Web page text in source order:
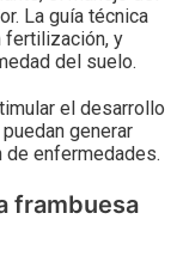
La guía técnica
fertilización, y
del suelo.
el desarrollo
generar
enfermedades.
frambuesa